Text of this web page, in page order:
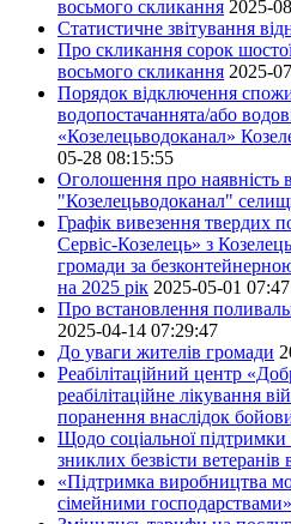
восьмого скликання 2025-
Статистичне звітування
Про скликання сорок
восьмого скликання 2025-
Порядок відключення
водопостачаннята/або
«Козелецьводоканал»
05-28 08:15:55
Оголошення про наявність
"Козелецьводоканал"
Графік вивезення твердих
Сервіс-Козелець» з
громади за
на 2025 рік 2025-05-01
Про встановлення
2025-04-14 07:29:47
До уваги жителів громади
Реабілітаційний центр
реабілітаційне лікування
поранення внаслідок
Щодо соціальної
зниклих безвісти ветеранів
«Підтримка виробництва
сімейними господарствами»